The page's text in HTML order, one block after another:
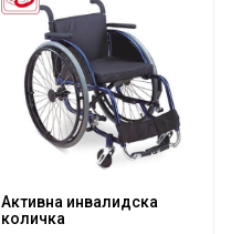
Активна инвалидска
количка